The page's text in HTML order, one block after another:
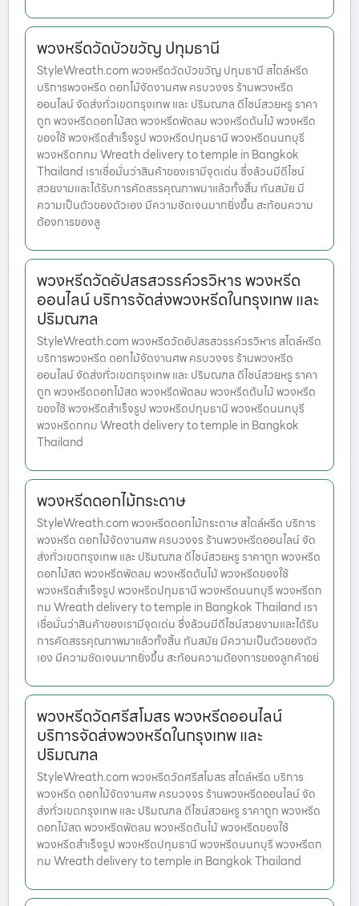
พวงหรีดวัดบัวขวัญ ปทุมธานี
StyleWreath.com พวงหรีดวัดบัวขวัญ ปทุมธานี สไตล์หรีด
บริการพวงหรีด ดอกไม้จัดงานศพ ครบวงจร ร้านพวงหรีด
ออนไลน์ จัดส่งทั่วเขตกรุงเทพ และ ปริมณฑล ดีไซน์สวยหรู ราคา
ถูก พวงหรีดดอกไม้สด พวงหรีดพัดลม พวงหรีดต้นไม้ พวงหรีด
ของใช้ พวงหรีดสำเร็จรูป พวงหรีดปทุมธานี พวงหรีดนนทบุรี
พวงหรีดกทม Wreath delivery to temple in Bangkok
Thailand เราเชื่อมั่นว่าสินค้าของเรามีจุดเด่น ซึ่งล้วนมีดีไซน์
สวยงามและได้รับการคัดสรรคุณภาพมาแล้วทั้งสิ้น ทันสมัย มี
ความเป็นตัวของตัวเอง มีความชัดเจนมากยิ่งขึ้น สะท้อนความ
ต้องการของลู
พวงหรีดวัดอัปสรสวรรค์วรวิหาร พวงหรีด
ออนไลน์ บริการจัดส่งพวงหรีดในกรุงเทพ และ
ปริมณฑล
StyleWreath.com พวงหรีดวัดอัปสรสวรรค์วรวิหาร สไตล์หรีด
บริการพวงหรีด ดอกไม้จัดงานศพ ครบวงจร ร้านพวงหรีด
ออนไลน์ จัดส่งทั่วเขตกรุงเทพ และ ปริมณฑล ดีไซน์สวยหรู ราคา
ถูก พวงหรีดดอกไม้สด พวงหรีดพัดลม พวงหรีดต้นไม้ พวงหรีด
ของใช้ พวงหรีดสำเร็จรูป พวงหรีดปทุมธานี พวงหรีดนนทบุรี
พวงหรีดกทม Wreath delivery to temple in Bangkok
Thailand
พวงหรีดดอกไม้กระดาษ
StyleWreath.com พวงหรีดดอกไม้กระดาษ สไตล์หรีด บริการ
พวงหรีด ดอกไม้จัดงานศพ ครบวงจร ร้านพวงหรีดออนไลน์ จัด
ส่งทั่วเขตกรุงเทพ และ ปริมณฑล ดีไซน์สวยหรู ราคาถูก พวงหรีด
ดอกไม้สด พวงหรีดพัดลม พวงหรีดต้นไม้ พวงหรีดของใช้
พวงหรีดสำเร็จรูป พวงหรีดปทุมธานี พวงหรีดนนทบุรี พวงหรีดก
ทม Wreath delivery to temple in Bangkok Thailand เรา
เชื่อมั่นว่าสินค้าของเรามีจุดเด่น ซึ่งล้วนมีดีไซน์สวยงามและได้รับ
การคัดสรรคุณภาพมาแล้วทั้งสิ้น ทันสมัย มีความเป็นตัวของตัว
เอง มีความชัดเจนมากยิ่งขึ้น สะท้อนความต้องการของลูกค้าอย่
พวงหรีดวัดศรีสโมสร พวงหรีดออนไลน์
บริการจัดส่งพวงหรีดในกรุงเทพ และ
ปริมณฑล
StyleWreath.com พวงหรีดวัดศรีสโมสร สไตล์หรีด บริการ
พวงหรีด ดอกไม้จัดงานศพ ครบวงจร ร้านพวงหรีดออนไลน์ จัด
ส่งทั่วเขตกรุงเทพ และ ปริมณฑล ดีไซน์สวยหรู ราคาถูก พวงหรีด
ดอกไม้สด พวงหรีดพัดลม พวงหรีดต้นไม้ พวงหรีดของใช้
พวงหรีดสำเร็จรูป พวงหรีดปทุมธานี พวงหรีดนนทบุรี พวงหรีดก
ทม Wreath delivery to temple in Bangkok Thailand